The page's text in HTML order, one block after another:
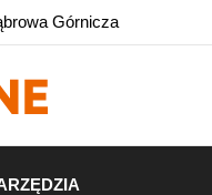
Górnicza